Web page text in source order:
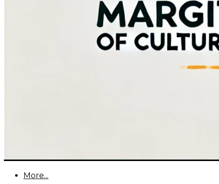
More...